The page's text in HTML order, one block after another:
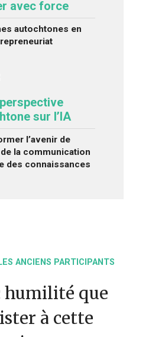
avec force
autochtones en
sur l’IA
l’avenir de
de la communication
des connaissances
ANCIENS PARTICIPANTS
humilité que
à cette